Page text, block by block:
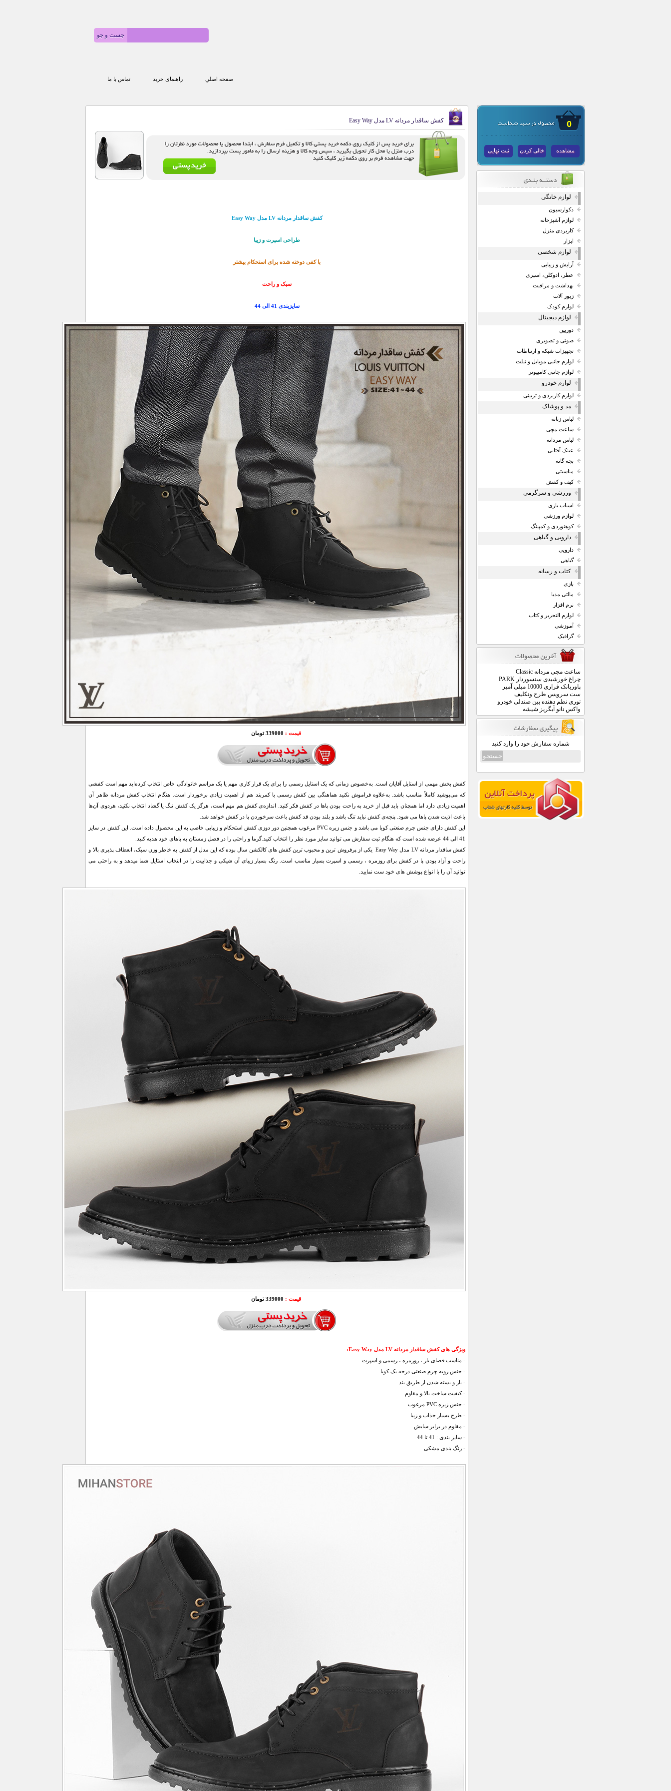
صفحه اصلي راهنمای خرید تماس با ما
0
مشاهده خالی کردن ثبت نهایی
لوازم خانگی
دکوارسیون
لوازم آشپزخانه
کاربردی منزل
ابزار
لوازم شخصی
آرایش و زیبایی
عطر، ادوکلن، اسپری
بهداشت و مراقبت
زیور آلات
لوازم کودک
لوازم دیجیتال
دوربین
صوتی و تصویری
تجهیزات شبکه و ارتباطات
لوازم جانبی موبایل و تبلت
لوازم جانبی کامپیوتر
لوازم خودرو
لوازم کاربردی و تزیینی
مد و پوشاک
لباس زنانه
ساعت مچی
لباس مردانه
عینک آفتابی
بچه گانه
مناسبتی
کیف و کفش
ورزشی و سرگرمی
اسباب بازی
لوازم ورزشی
کوهنوردی و کمپینگ
دارویی و گیاهی
دارویی
گیاهی
کتاب و رسانه
بازی
مالتی مدیا
نرم افزار
لوازم التحریر و کتاب
آموزشی
گرافیک
ساعت مچی مردانه Classic
چراغ خورشیدی سنسوردار PARK
پاوربانک فراری 10000 میلی آمپر
ست سرویس طرح ونکلیف
توری نظم دهنده بین صندلی خودرو
واکس نانو آبگریز شیشه
شماره سفارش خود را وارد کنید
کفش ساقدار مردانه LV مدل Easy Way
کفش ساقدار مردانه LV مدل Easy Way
طراحی اسپرت و زیبا
با کفی دوخته شده برای استحکام بیشتر
سبک و راحت
سایزبندی 41 الی 44
قیمت : 339000 تومان
کفش بخش مهمی از استایل آقایان است. به‌خصوص زمانی که یک استایل رسمی را برای یک قرار کاری مهم یا یک مراسم خانوادگی خاص انتخاب کرده‌اید مهم است کفشی
که می‌پوشید کاملاً مناسب باشد. به‌علاوه فراموش نکنید هماهنگی بین کفش رسمی با کمربند هم از اهمیت زیادی برخوردار است. هنگام انتخاب کفش مردانه ظاهر آن
اهمیت زیادی دارد اما همچنان باید قبل از خرید به راحت‌ بودن پاها در کفش فکر کنید. اندازه‌ی کفش هم مهم است، هرگز یک کفش تنگ یا گشاد انتخاب نکنید، هردوی آن‌ها
باعث اذیت شدن پاها می شود. پنجه‌ی کفش نباید تنگ باشد و بلند بودن قد کفش باعث سرخوردن پا در کفش خواهد شد.
این کفش دارای جنس چرم صنعتی کوبا می باشد و جنس زیره PVC مرغوب همچنین دور دوزی کفش استحکام و زیبایی خاصی به این محصول داده است. این کفش در سایز
41 الی 44 عرضه شده است که هنگام ثبت سفارش می توانید سایز مورد نظر را انتخاب کنید.
گرما و راحتی را در فصل زمستان به پاهای خود هدیه کنید‏.‏
کفش ساقدار مردانه LV مدل Easy Way یکی از پرفروش ترین و محبوب ترین کفش های کالکشن سال بوده که این مدل از کفش به خاطر وزن سبک، انعطاف پذیری بالا و
راحت و آزاد بودن پا در کفش برای روزمره ، رسمی و اسپرت بسیار مناسب است. رنگ بسیار زیبای آن شیکی و جذابیت را در انتخاب استایل شما میدهد و به راحتی می
توانید آن را با انواع پوشش های خود ست نمایید.
قیمت : 339000 تومان
ویژگی های کفش ساقدار مردانه LV مدل Easy Way
:
- مناسب فضای باز ، روزمره ، رسمی و اسپرت
- جنس رویه چرم صنعتی درجه یک کوبا
- باز و بسته شدن از طریق بند
- کیفیت ساخت بالا و مقاوم
- جنس زیره PVC مرغوب
- طرح بسیار جذاب و زیبا
- مقاوم در برابر سایش
- سایز بندی : 41 تا 44
- رنگ بندی مشکی